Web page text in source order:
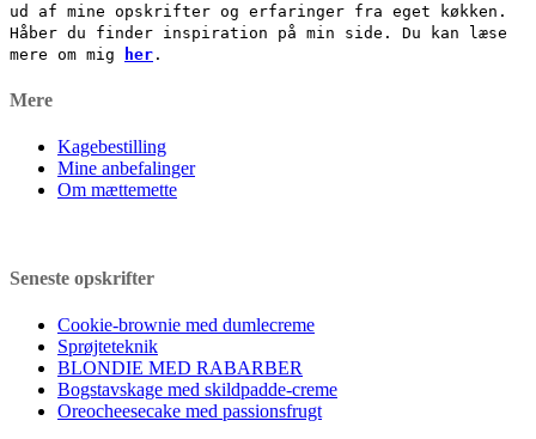
ud af mine opskrifter og erfaringer fra eget køkken.
Håber du finder inspiration på min side. Du kan læse
mere om mig
her .
Mere
Kagebestilling
Mine anbefalinger
Om mættemette
Seneste opskrifter
Cookie-brownie med dumlecreme
Sprøjteteknik
BLONDIE MED RABARBER
Bogstavskage med skildpadde-creme
Oreocheesecake med passionsfrugt